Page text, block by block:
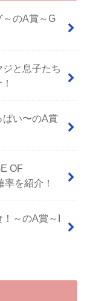
～のA賞～G
と息子たち
い〜のA賞
OF
を紹介！
～のA賞～I